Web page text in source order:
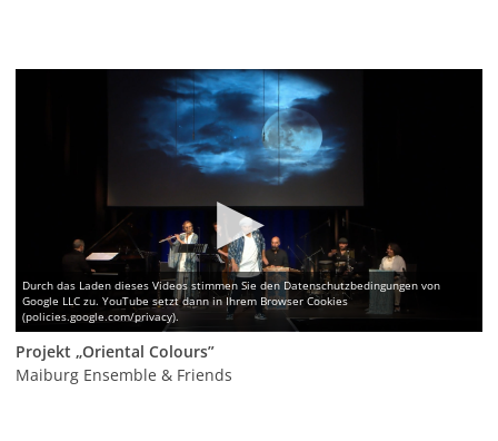
Projekt „Oriental Colours”
Maiburg Ensemble & Friends